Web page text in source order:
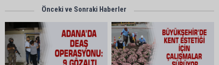
Önceki ve Sonraki Haberler